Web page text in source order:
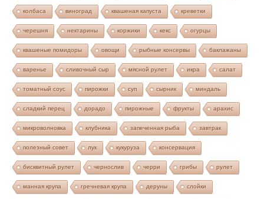
колбаса виноград квашеная капуста креветки
черешня нектарины коржики кекс огурцы
квашеные помидоры овощи рыбные консервы баклажаны
варенье сливочный сыр мясной рулет икра салат
томатный соус пирожки суп сырник миндаль
сладкий перец дорадо пирожные фрукты арахис
микроволновка клубника запеченная рыба завтрак
полезный совет лук кукуруза консервация
бисквитный рулет чернослив черри грибы рулет
манная крупа гречневая крупа деруны слойки